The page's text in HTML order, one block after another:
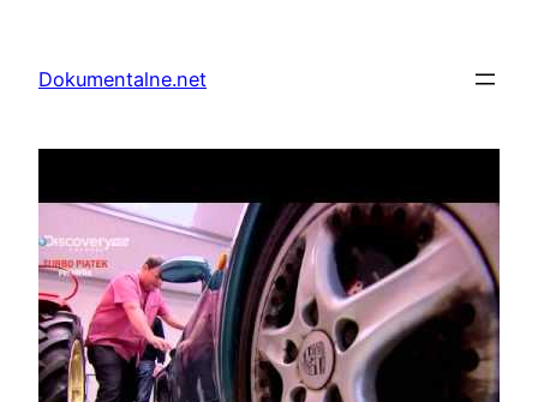
treściDokumentalne.net